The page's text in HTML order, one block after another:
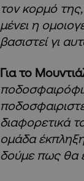
τον κορμό
μένει η
βασιστεί γι
Για το
διαφορετικά
ομάδα
δούμε πως θα